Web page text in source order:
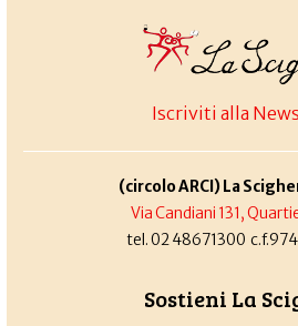
Iscriviti alla
(circolo ARCI) La
Via Candiani 131,
tel. 02 48671300
Sostieni La